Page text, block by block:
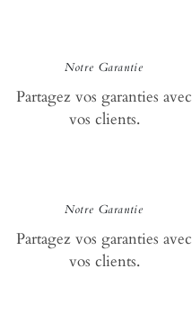
Notre Garantie
Partagez vos garanties avec
vos clients.
Notre Garantie
Partagez vos garanties avec
vos clients.